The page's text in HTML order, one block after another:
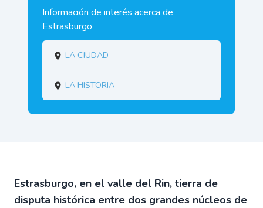
Información de interés acerca de
Estrasburgo
La ciudad
La historia
Estrasburgo, en el valle del Rin, tierra de
disputa histórica entre dos grandes núcleos de